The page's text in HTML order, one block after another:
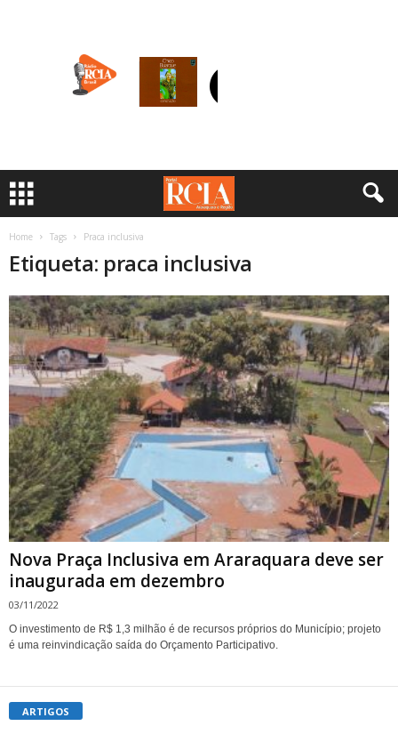
Home Tags Praca inclusiva
Etiqueta: praca inclusiva
Nova Praça Inclusiva em Araraquara deve ser
inaugurada em dezembro
03/11/2022
O investimento de R$ 1,3 milhão é de recursos próprios do Município; projeto
é uma reinvindicação saída do Orçamento Participativo.
ARTIGOS